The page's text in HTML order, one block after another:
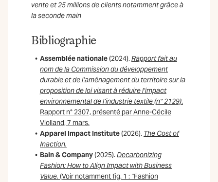
vente et 25 millions de clients notamment grâce à
la seconde main
Bibliographie
Assemblée nationale(2024).Rapport fait au
nom de la Commission du développement
durable et de l’aménagement du territoire sur la
proposition de loi visant à réduire l’impact
environnemental de l’industrie textile (n° 2129).
Rapport n° 2307, présenté par Anne-Cécile
Violland, 7 mars.
Apparel Impact Institute(2026). The Cost of
Inaction.
Bain & Company(2025).Decarbonizing
Fashion: How to Align Impact with Business
Value. (Voir notamment fig. 1 : “Fashion